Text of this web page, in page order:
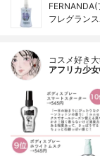
フレグラン
コスメ好き
アフリカ少